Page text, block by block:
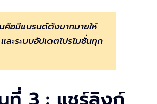
คือมีแบรนด์ดังมากมายให้
ละระบบอัปเดตโปรโมชั่นทุก